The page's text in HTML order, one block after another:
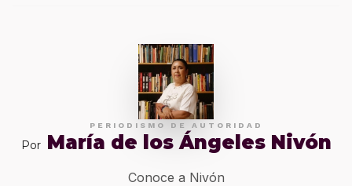
PERIODISMO DE AUTORIDAD
Por María de los Ángeles Nivón
Conoce a Nivón